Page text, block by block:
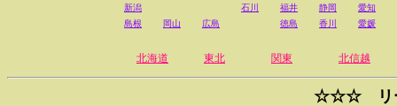
新潟
石川 福井 静岡
愛知
島根
岡山 広島 徳島 香川 愛媛
北海道 東北 関東 北信越
☆☆☆ リ